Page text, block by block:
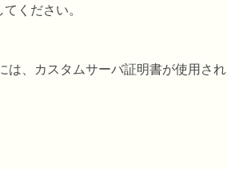
ください。
は、カスタムサーバ証明書が使用され